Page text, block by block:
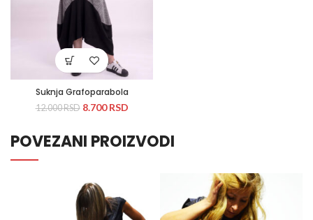
Suknja Grafoparabola
12.000RSD 8.700RSD
POVEZANI PROIZVODI